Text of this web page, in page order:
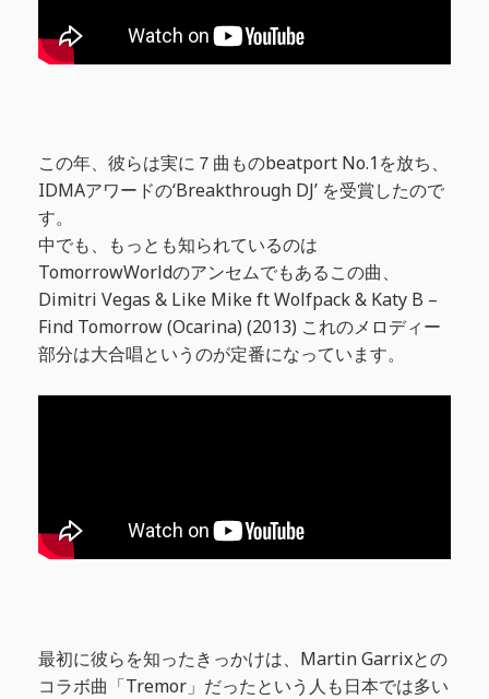
この年、彼らは実に７曲ものbeatport No.1を放ち、
IDMAアワードの‘Breakthrough DJ’ を受賞したので
す。
中でも、もっとも知られているのは
TomorrowWorldのアンセムでもあるこの曲、
Dimitri Vegas & Like Mike ft Wolfpack & Katy B –
Find Tomorrow (Ocarina) (2013) これのメロディー
部分は大合唱というのが定番になっています。
最初に彼らを知ったきっかけは、Martin Garrixとの
コラボ曲「Tremor」だったという人も日本では多い